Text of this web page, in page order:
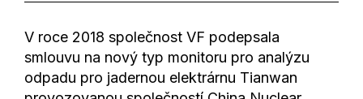
V roce 2018 společnost VF podepsala
smlouvu na nový typ monitoru pro analýzu
odpadu pro jadernou elektrárnu Tianwan